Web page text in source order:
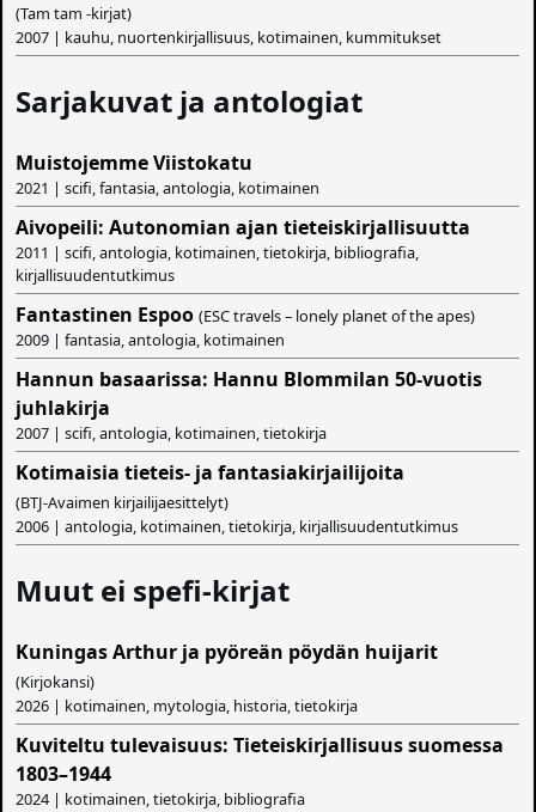
(Tam tam -kirjat)
2007 | kauhu, nuortenkirjallisuus, kotimainen, kummitukset
Sarjakuvat ja antologiat
Muistojemme Viistokatu
2021 | scifi, fantasia, antologia, kotimainen
Aivopeili: Autonomian ajan tieteiskirjallisuutta
2011 | scifi, antologia, kotimainen, tietokirja, bibliografia,
kirjallisuudentutkimus
Fantastinen Espoo (ESC travels – lonely planet of the apes)
2009 | fantasia, antologia, kotimainen
Hannun basaarissa: Hannu Blommilan 50-vuotis
juhlakirja
2007 | scifi, antologia, kotimainen, tietokirja
Kotimaisia tieteis- ja fantasiakirjailijoita
(BTJ-Avaimen kirjailijaesittelyt)
2006 | antologia, kotimainen, tietokirja, kirjallisuudentutkimus
Muut ei spefi-kirjat
Kuningas Arthur ja pyöreän pöydän huijarit
(Kirjokansi)
2026 | kotimainen, mytologia, historia, tietokirja
Kuviteltu tulevaisuus: Tieteiskirjallisuus suomessa
1803–1944
2024 | kotimainen, tietokirja, bibliografia